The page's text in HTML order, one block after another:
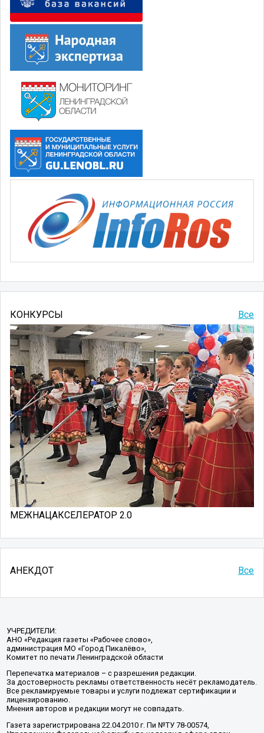
Все
КОНКУРСЫ
МЕЖНАЦАКСЕЛЕРАТОР 2.0
АНЕКДОТ Все
УЧРЕДИТЕЛИ:
АНО «Редакция газеты «Рабочее слово»,
администрация МО «Город Пикалёво»,
Комитет по печати Ленинградской области
Перепечатка материалов – с разрешения редакции.
За достоверность рекламы ответственность несёт рекламодатель.
Все рекламируемые товары и услуги подлежат сертификации и
лицензированию.
Мнения авторов и редакции могут не совпадать.
Газета зарегистрирована 22.04.2010 г. Пи №ТУ 78-00574,